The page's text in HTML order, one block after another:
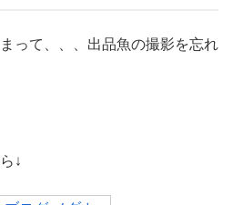
って、、、出品魚の撮影を忘れ
↓